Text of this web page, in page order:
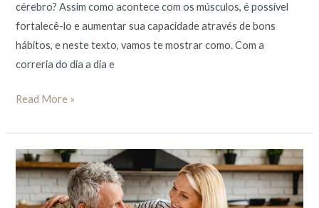
cérebro? Assim como acontece com os músculos, é possível
fortalecê-lo e aumentar sua capacidade através de bons
hábitos, e neste texto, vamos te mostrar como. Com a
correria do dia a dia e
Read More »
11
Alimentos
que